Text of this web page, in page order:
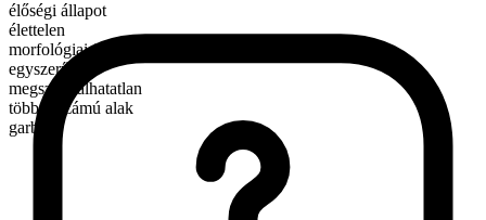
élőségi állapot
élettelen
morfológiai összetétel
egyszerű
megszámlálhatatlan
többes számú alak
garbs